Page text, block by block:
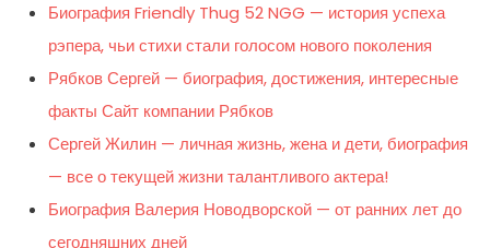
Биография Friendly Thug 52 NGG — история успеха
рэпера, чьи стихи стали голосом нового поколения
Рябков Сергей — биография, достижения, интересные
факты Сайт компании Рябков
Сергей Жилин — личная жизнь, жена и дети, биография
— все о текущей жизни талантливого актера!
Биография Валерия Новодворской — от ранних лет до
сегодняшних дней